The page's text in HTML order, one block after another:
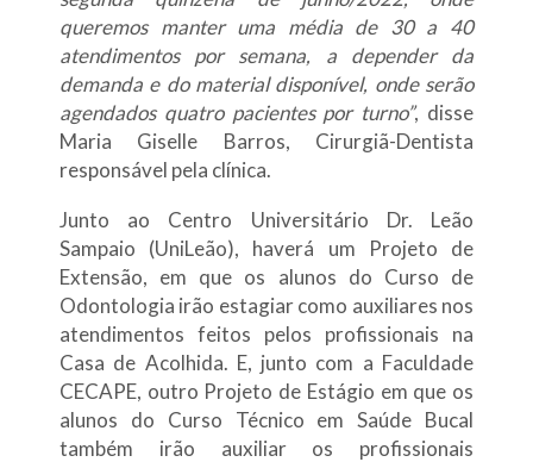
queremos manter uma média de 30 a 40
atendimentos por semana, a depender da
demanda e do material disponível, onde serão
agendados quatro pacientes por turno”, disse
Maria Giselle Barros, Cirurgiã-Dentista
responsável pela clínica.
Junto ao Centro Universitário Dr. Leão
Sampaio (UniLeão), haverá um Projeto de
Extensão, em que os alunos do Curso de
Odontologia irão estagiar como auxiliares nos
atendimentos feitos pelos profissionais na
Casa de Acolhida. E, junto com a Faculdade
CECAPE, outro Projeto de Estágio em que os
alunos do Curso Técnico em Saúde Bucal
também irão auxiliar os profissionais